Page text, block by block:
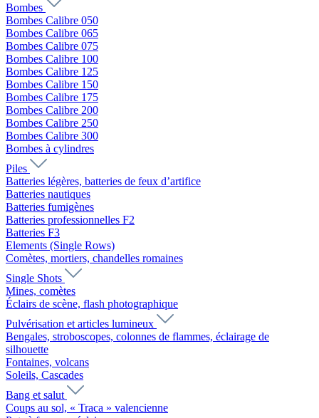
Bombes
Bombes Calibre 050
Bombes Calibre 065
Bombes Calibre 075
Bombes Calibre 100
Bombes Calibre 125
Bombes Calibre 150
Bombes Calibre 175
Bombes Calibre 200
Bombes Calibre 250
Bombes Calibre 300
Bombes à cylindres
Piles
Batteries légères, batteries de feux d’artifice
Batteries nautiques
Batteries fumigènes
Batteries professionnelles F2
Batteries F3
Elements (Single Rows)
Comètes, mortiers, chandelles romaines
Single Shots
Mines, comètes
Éclairs de scène, flash photographique
Pulvérisation et articles lumineux
Bengales, stroboscopes, colonnes de flammes, éclairage de
silhouette
Fontaines, volcans
Soleils, Cascades
Bang et salut
Coups au sol, « Traca » valencienne